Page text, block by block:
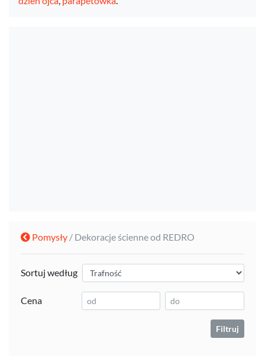
Pomysły / Dekoracje ścienne od REDRO
Sortuj według
Cena
Filtruj